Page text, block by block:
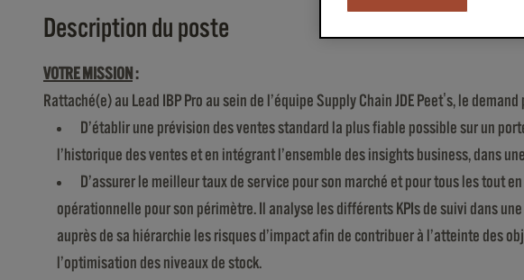
Description du poste
VOTRE MISSION :
Rattaché(e) au Lead IBP Pro au sein de l’équipe Supply Chain JDE Peet's, le
D’établir une prévision des ventes standard la plus fiable possible sur un
l’historique des ventes et en intégrant l’ensemble des insights business, dans
D’assurer le meilleur taux de service pour son marché et pour tous les tout
opérationnelle pour son périmètre. Il analyse les différents KPIs de suivi dans
auprès de sa hiérarchie les risques d’impact afin de contribuer à l’atteinte des
l’optimisation des niveaux de stock.